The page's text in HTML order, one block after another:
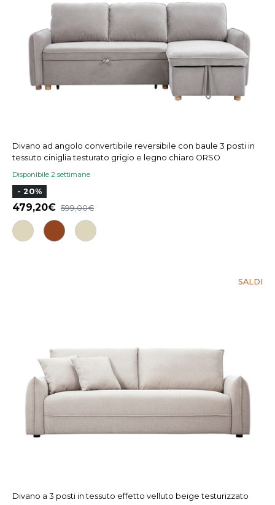
Divano ad angolo convertibile reversibile con baule 3 posti in
tessuto ciniglia testurato grigio e legno chiaro ORSO
Disponibile 2 settimane
- 20%
479,20 599,00
SALDI
Divano a 3 posti in tessuto effetto velluto beige testurizzato